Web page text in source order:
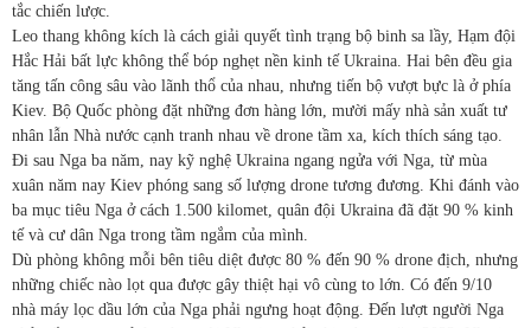
tắc chiến lược.
Leo thang không kích là cách giải quyết tình trạng bộ binh sa lầy, Hạm đội
Hắc Hải bất lực không thể bóp nghẹt nền kinh tế Ukraina. Hai bên đều gia
tăng tấn công sâu vào lãnh thổ của nhau, nhưng tiến bộ vượt bực là ở phía
Kiev. Bộ Quốc phòng đặt những đơn hàng lớn, mười mấy nhà sản xuất tư
nhân lẫn Nhà nước cạnh tranh nhau về drone tầm xa, kích thích sáng tạo.
Đi sau Nga ba năm, nay kỹ nghệ Ukraina ngang ngửa với Nga, từ mùa
xuân năm nay Kiev phóng sang số lượng drone tương đương. Khi đánh vào
ba mục tiêu Nga ở cách 1.500 kilomet, quân đội Ukraina đã đặt 90 % kinh
tế và cư dân Nga trong tầm ngắm của mình.
Dù phòng không mỗi bên tiêu diệt được 80 % đến 90 % drone địch, nhưng
những chiếc nào lọt qua được gây thiệt hại vô cùng to lớn. Có đến 9/10
nhà máy lọc dầu lớn của Nga phải ngưng hoạt động. Đến lượt người Nga